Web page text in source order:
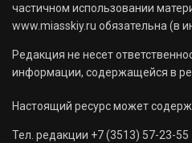
частичном использовании
www.miasskiy.ru обязательна (в
Редакция не несет
информации, содержащейся в
Настоящий ресурс может
Тел. редакции +7 (3513) 57-23-55